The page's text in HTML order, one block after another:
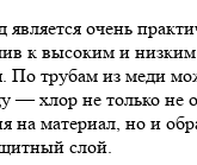
очень
к высоким и низким
По трубам из меди
— хлор не только не
на материал, но и
слой.